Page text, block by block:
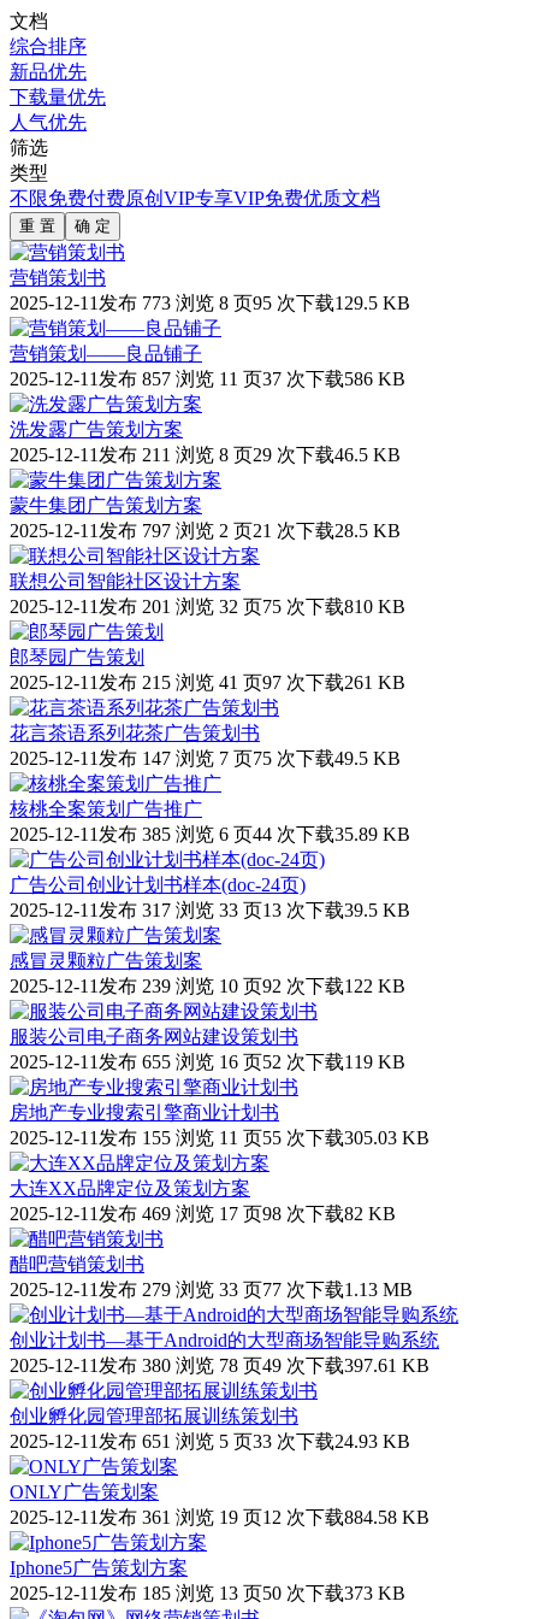
文档
综合排序
新品优先
下载量优先
人气优先
筛选
类型
不限免费付费原创 VIP专享VIP免费优质文档
重 置 确 定
营销策划书
2025-12-11发布 773 浏览 8 页95 次下载129.5 KB
营销策划——良品铺子
2025-12-11发布 857 浏览 11 页37 次下载586 KB
洗发露广告策划方案
2025-12-11发布 211 浏览 8 页29 次下载46.5 KB
蒙牛集团广告策划方案
2025-12-11发布 797 浏览 2 页21 次下载28.5 KB
联想公司智能社区设计方案
2025-12-11发布 201 浏览 32 页75 次下载810 KB
郎琴园广告策划
2025-12-11发布 215 浏览 41 页97 次下载261 KB
花言茶语系列花茶广告策划书
2025-12-11发布 147 浏览 7 页75 次下载49.5 KB
核桃全案策划广告推广
2025-12-11发布 385 浏览 6 页44 次下载35.89 KB
广告公司创业计划书样本(doc-24页)
2025-12-11发布 317 浏览 33 页13 次下载39.5 KB
感冒灵颗粒广告策划案
2025-12-11发布 239 浏览 10 页92 次下载122 KB
服装公司电子商务网站建设策划书
2025-12-11发布 655 浏览 16 页52 次下载119 KB
房地产专业搜索引擎商业计划书
2025-12-11发布 155 浏览 11 页55 次下载305.03 KB
大连XX品牌定位及策划方案
2025-12-11发布 469 浏览 17 页98 次下载82 KB
醋吧营销策划书
2025-12-11发布 279 浏览 33 页77 次下载1.13 MB
创业计划书—基于Android的大型商场智能导购系统
2025-12-11发布 380 浏览 78 页49 次下载397.61 KB
创业孵化园管理部拓展训练策划书
2025-12-11发布 651 浏览 5 页33 次下载24.93 KB
ONLY广告策划案
2025-12-11发布 361 浏览 19 页12 次下载884.58 KB
Iphone5广告策划方案
2025-12-11发布 185 浏览 13 页50 次下载373 KB